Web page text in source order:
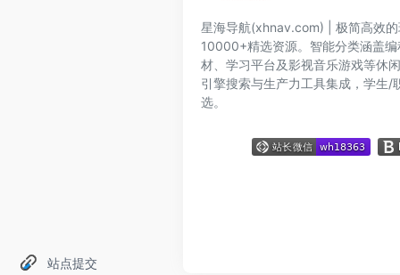
站点提交
星海导航(xhnav.com) | 极简高效
10000+精选资源。智能分类涵盖
材、学习平台及影视音乐游戏等休
引擎搜索与生产力工具集成，学生/
选。